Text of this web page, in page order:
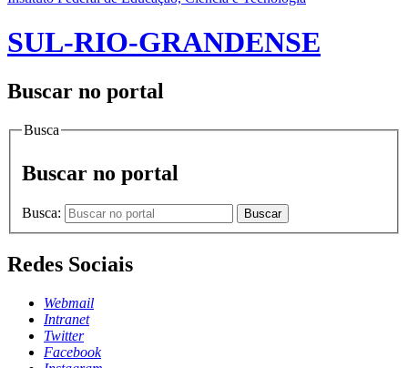
SUL-RIO-GRANDENSE
Buscar no portal
Busca
Buscar no portal
Busca: Buscar
Redes Sociais
Webmail
Intranet
Twitter
Facebook